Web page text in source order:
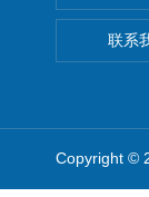
联系
Copyright ©